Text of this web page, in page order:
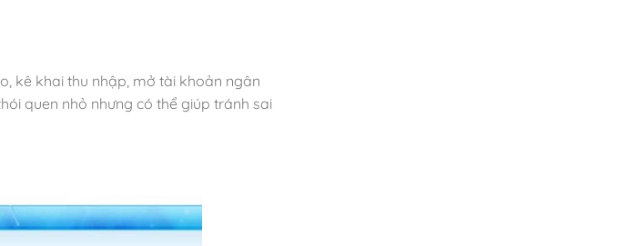
kê khai thu nhập, mở tài khoản ngân
quen nhỏ nhưng có thể giúp tránh sai